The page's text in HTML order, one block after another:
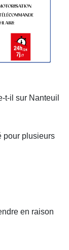
t-il sur Nanteuil
pour plusieurs
en raison